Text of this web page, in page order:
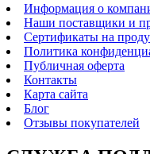
Информация о
Наши поставщики и
Сертификаты на
Политика
Публичная оферта
Контакты
Карта сайта
Блог
Отзывы покупателей